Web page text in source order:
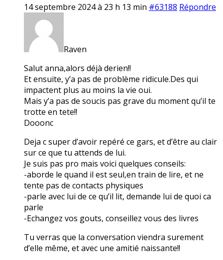
14 septembre 2024 à 23 h 13 min #63188 Répondre
Raven
Salut anna,alors déjà derien!!
Et ensuite, y’a pas de problème ridicule.Des qui
impactent plus au moins la vie oui.
Mais y’a pas de soucis pas grave du moment qu’il te
trotte en tete!!
Dooonc
Deja c super d’avoir repéré ce gars, et d’être au clair
sur ce que tu attends de lui.
Je suis pas pro mais voici quelques conseils:
-aborde le quand il est seul,en train de lire, et ne
tente pas de contacts physiques
-parle avec lui de ce qu’il lit, demande lui de quoi ca
parle
-Echangez vos gouts, conseillez vous des livres
Tu verras que la conversation viendra surement
d’elle même, et avec une amitié naissante!!